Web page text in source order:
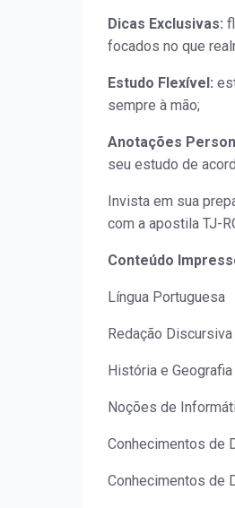
Dicas Exclusivas:
focados no que
Estudo Flexível:
sempre à mão;
Anotações
seu estudo de
Invista em sua
com a apostila TJ-
Conteúdo
Língua Portuguesa
Redação Discursiva
História e
Noções de
Conhecimentos de
Conhecimentos de